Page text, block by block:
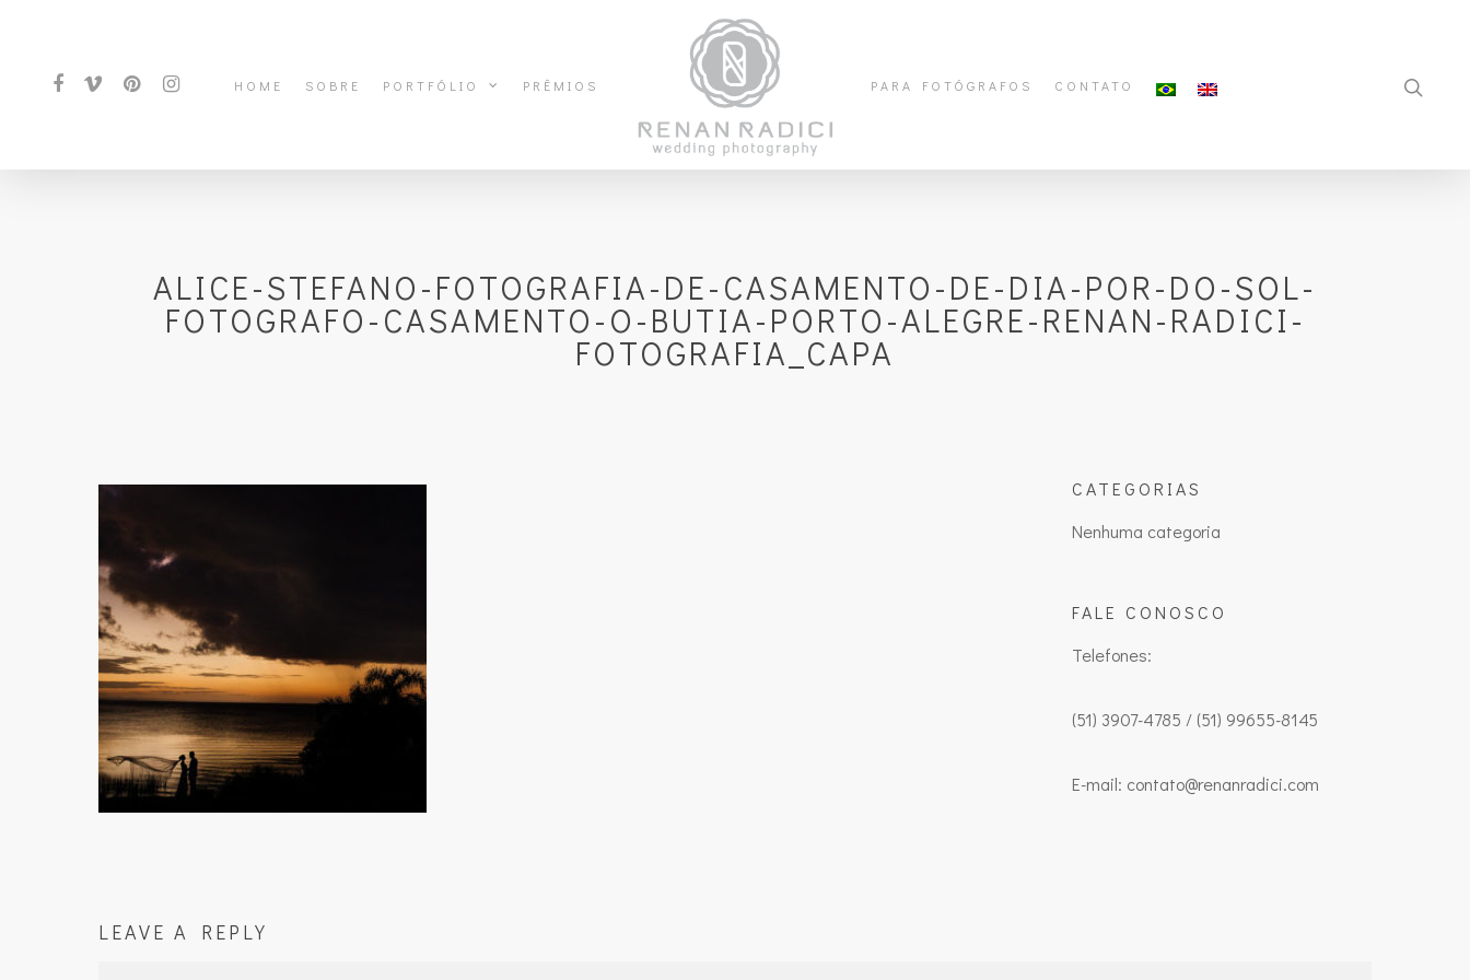
HOME SOBRE PORTFÓLIO PRÊMIOS PARA FOTÓGRAFOS CONTATO
ALICE-STEFANO-FOTOGRAFIA-DE-CASAMENTO-DE-DIA-POR-DO-SOL-
FOTOGRAFO-CASAMENTO-O-BUTIA-PORTO-ALEGRE-RENAN-RADICI-
FOTOGRAFIA_CAPA
CATEGORIAS
Nenhuma categoria
FALE CONOSCO
Telefones:
(51) 3907-4785 / (51) 99655-8145
E-mail: contato@renanradici.com
LEAVE A REPLY